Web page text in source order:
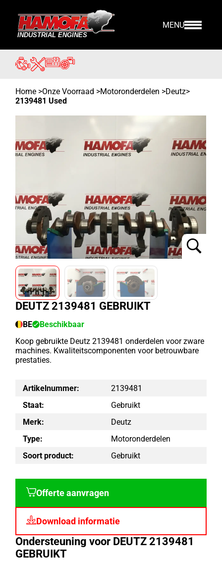
MENU
Home >Onze Voorraad >Motoronderdelen >Deutz>
2139481 Used
DEUTZ 2139481 GEBRUIKT
BE
Beschikbaar
Koop gebruikte Deutz 2139481 onderdelen voor zware
machines. Kwaliteitscomponenten voor betrouwbare
prestaties.
Artikelnummer:
2139481
Staat:
Gebruikt
Merk:
Deutz
Type:
Motoronderdelen
Soort product:
Gebruikt
Offerte aanvragen
Download informatie
Ondersteuning voor DEUTZ 2139481
GEBRUIKT